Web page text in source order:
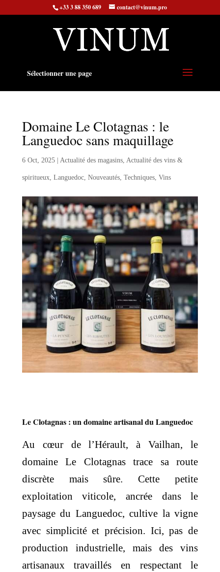
+33 3 88 350 689 contact@vinum.pro
Sélectionner une page
Domaine Le Clotagnas : le
Languedoc sans maquillage
6 Oct, 2025| Actualité des magasins, Actualité des vins &
spiritueux, Languedoc, Nouveautés, Techniques, Vins
Le Clotagnas : un domaine artisanal du Languedoc
Au cœur de l’Hérault, à Vailhan, le
domaine Le Clotagnas trace sa route
discrète mais sûre. Cette petite
exploitation viticole, ancrée dans le
paysage du Languedoc, cultive la vigne
avec simplicité et précision. Ici, pas de
production industrielle, mais des vins
artisanaux travaillés en respectant le